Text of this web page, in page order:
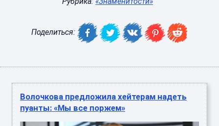
Поделиться:
Волочкова предложила хейтерам надеть
пуанты: «Мы все поржем»